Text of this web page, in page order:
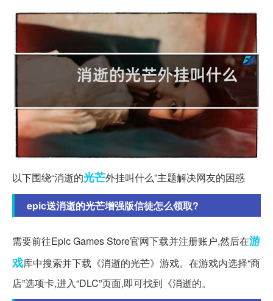
以下围绕“消逝的光芒外挂叫什么”主题解决网友的困惑
epic送消逝的光芒增强版信徒怎么领取?
需要前往Epic Games Store官网下载并注册账户,然后在游
戏库中搜索并下载《消逝的光芒》游戏。在游戏内选择“商
店”选项卡,进入“DLC”页面,即可找到《消逝的。